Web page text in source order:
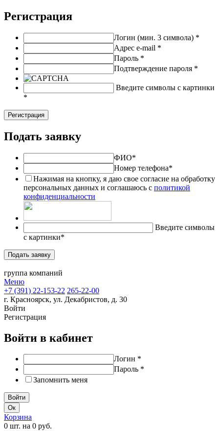
Регистрация
Логин (мин. 3 символа) *
Адрес e-mail *
Пароль *
Подтверждение пароля *
Введите символы с картинки
*
Подать заявку
ФИО*
Номер телефона*
Нажимая на кнопку, я даю свое согласие на обработку
персональных данных и соглашаюсь с политикой
конфиденциальности
Введите символы
с картинки*
группа компаний
Меню
+7 (391) 22-153-22 265-22-00
г. Красноярск, ул. Декабристов, д. 30
Войти
Регистрация
Войти в кабинет
Логин *
Пароль *
Запомнить меня
Ок
Корзина
0 шт. на 0 руб.